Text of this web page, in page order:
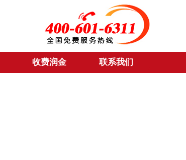
收费润金 联系我们